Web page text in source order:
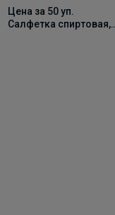
Цена за 50 уп.
Салфетка спиртовая,